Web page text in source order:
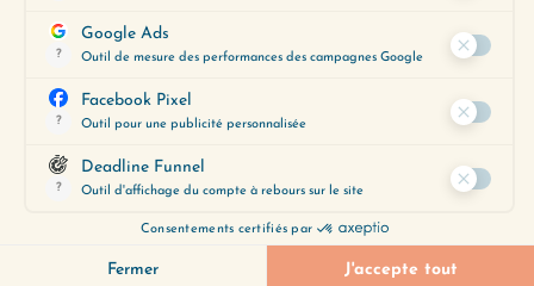
Change ma viepour recevoir de
l’inspiration, mes prises de conscience